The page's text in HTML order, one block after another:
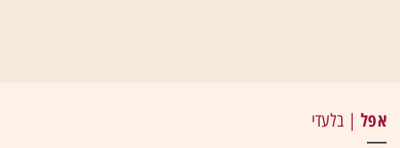
אפל | בלעדי